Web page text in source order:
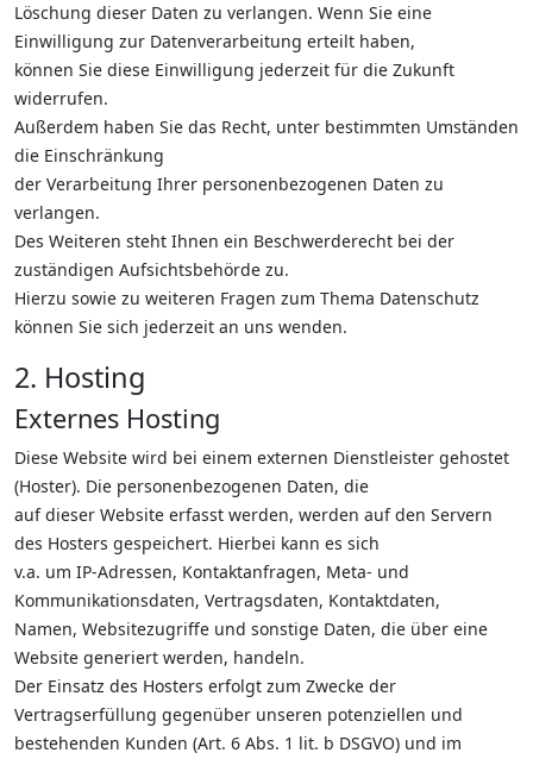
Löschung dieser Daten zu verlangen. Wenn Sie eine
Einwilligung zur Datenverarbeitung erteilt haben,
können Sie diese Einwilligung jederzeit für die Zukunft
widerrufen.
Außerdem haben Sie das Recht, unter bestimmten Umständen
die Einschränkung
der Verarbeitung Ihrer personenbezogenen Daten zu
verlangen.
Des Weiteren steht Ihnen ein Beschwerderecht bei der
zuständigen Aufsichtsbehörde zu.
Hierzu sowie zu weiteren Fragen zum Thema Datenschutz
können Sie sich jederzeit an uns wenden.
2. Hosting
Externes Hosting
Diese Website wird bei einem externen Dienstleister gehostet
(Hoster). Die personenbezogenen Daten, die
auf dieser Website erfasst werden, werden auf den Servern
des Hosters gespeichert. Hierbei kann es sich
v.a. um IP-Adressen, Kontaktanfragen, Meta- und
Kommunikationsdaten, Vertragsdaten, Kontaktdaten,
Namen, Websitezugriffe und sonstige Daten, die über eine
Website generiert werden, handeln.
Der Einsatz des Hosters erfolgt zum Zwecke der
Vertragserfüllung gegenüber unseren potenziellen und
bestehenden Kunden (Art. 6 Abs. 1 lit. b DSGVO) und im